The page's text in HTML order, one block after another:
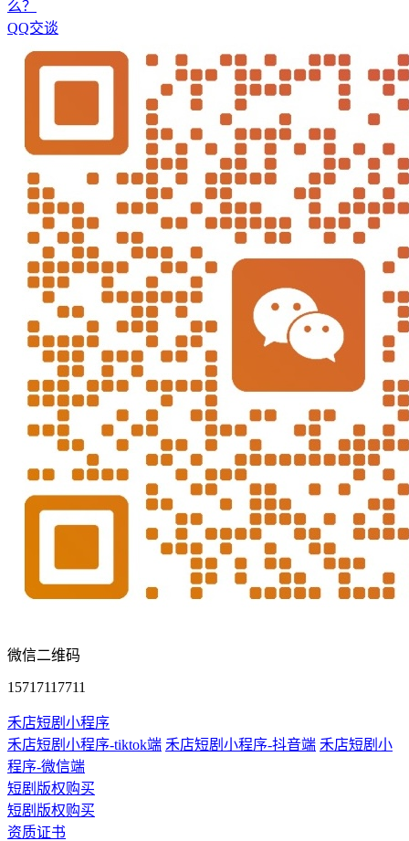
么？
QQ交谈
微信二维码
15717117711
禾店短剧小程序
禾店短剧小程序-tiktok端 禾店短剧小程序-抖音端 禾店短剧小
程序-微信端
短剧版权购买
短剧版权购买
资质证书